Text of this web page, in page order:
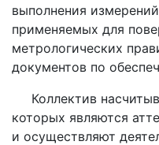
выполнения
применяемых для
метрологических
документов по
Коллектив
которых являются
и осуществляют